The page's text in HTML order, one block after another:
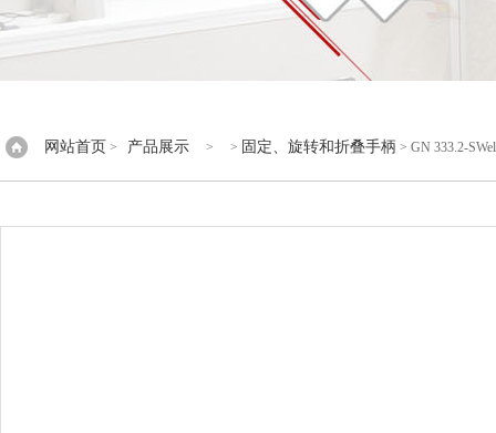
网站首页 > 产品展示 > > 固定、旋转和折叠手柄 > GN 333.2-